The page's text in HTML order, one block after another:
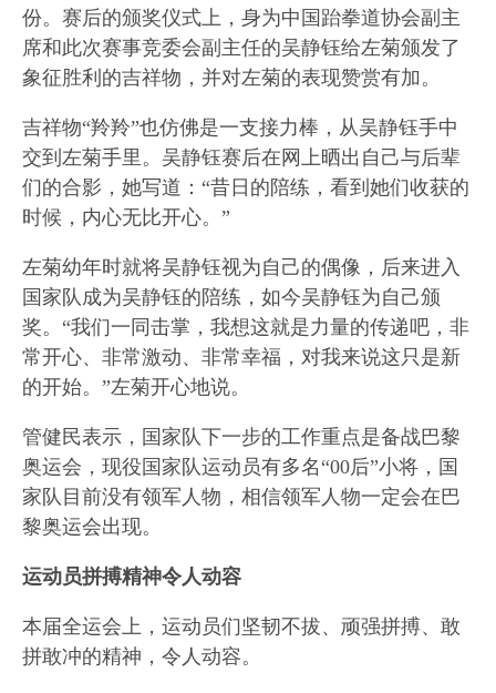
份。赛后的颁奖仪式上，身为中国跆拳道协会副主
席和此次赛事竞委会副主任的吴静钰给左菊颁发了
象征胜利的吉祥物，并对左菊的表现赞赏有加。
吉祥物“羚羚”也仿佛是一支接力棒，从吴静钰手中
交到左菊手里。吴静钰赛后在网上晒出自己与后辈
们的合影，她写道：“昔日的陪练，看到她们收获的
时候，内心无比开心。”
左菊幼年时就将吴静钰视为自己的偶像，后来进入
国家队成为吴静钰的陪练，如今吴静钰为自己颁
奖。“我们一同击掌，我想这就是力量的传递吧，非
常开心、非常激动、非常幸福，对我来说这只是新
的开始。”左菊开心地说。
管健民表示，国家队下一步的工作重点是备战巴黎
奥运会，现役国家队运动员有多名“00后”小将，国
家队目前没有领军人物，相信领军人物一定会在巴
黎奥运会出现。
运动员拼搏精神令人动容
本届全运会上，运动员们坚韧不拔、顽强拼搏、敢
拼敢冲的精神，令人动容。